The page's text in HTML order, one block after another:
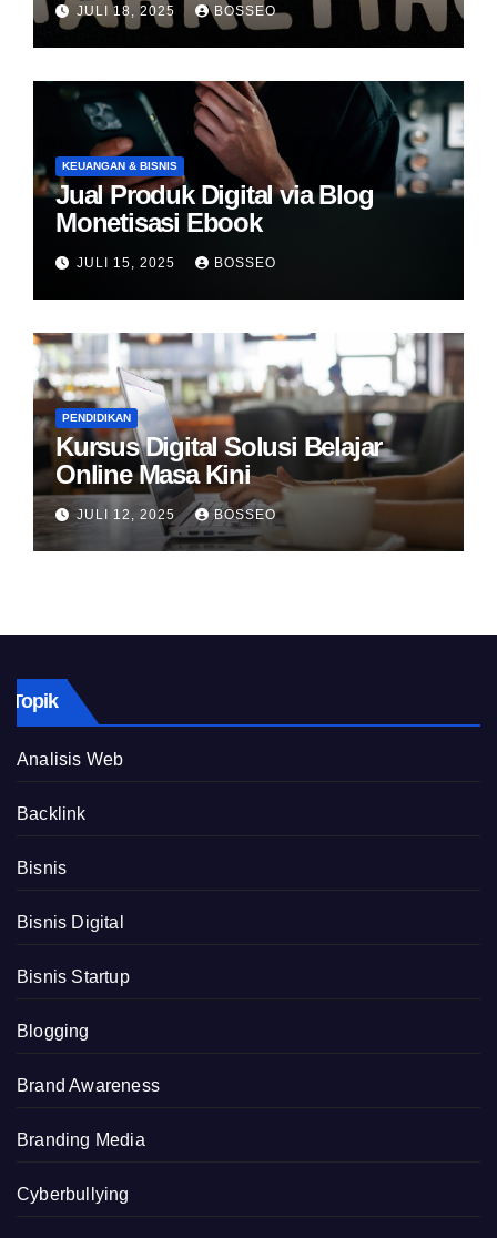
JULI 18, 2025 BOSSEO
KEUANGAN & BISNIS
Jual Produk Digital via Blog
Monetisasi Ebook
JULI 15, 2025 BOSSEO
PENDIDIKAN
Kursus Digital Solusi Belajar
Online Masa Kini
JULI 12, 2025 BOSSEO
Topik
Analisis Web
Backlink
Bisnis
Bisnis Digital
Bisnis Startup
Blogging
Brand Awareness
Branding Media
Cyberbullying